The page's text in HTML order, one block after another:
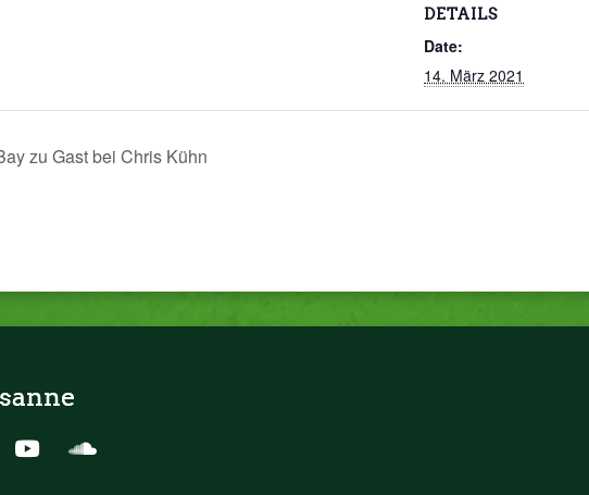
DETAILS
Date:
14. März 2021
zu Gast bei Chris Kühn